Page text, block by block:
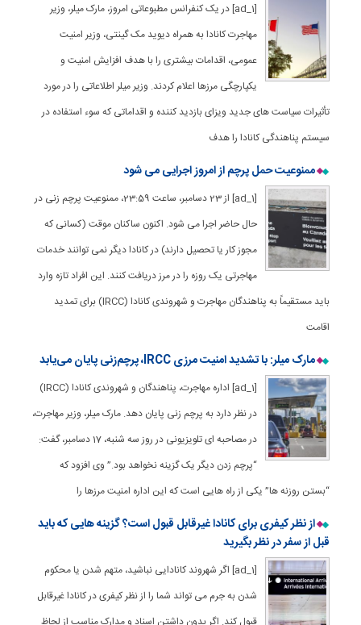
[ad_1] در یک کنفرانس مطبوعاتی امروز، مارک میلر، وزیر
مهاجرت کانادا به همراه دیوید مک گینتی، وزیر امنیت
عمومی، اقدامات بیشتری را با هدف افزایش امنیت و
یکپارچگی مرزها اعلام کردند. وزیر میلر اطلاعاتی را در مورد
تأثیرات سیاست های جدید ویزای بازدید کننده و اقداماتی که سوء استفاده در
سیستم پناهندگی کانادا را هدف
ممنوعیت حمل پرچم از امروز اجرایی می شود
[ad_1] از 23 دسامبر، ساعت 23:59، ممنوعیت پرچم زنی در
حال حاضر اجرا می شود. اکنون ساکنان موقت (کسانی که
مجوز کار یا تحصیل دارند) در کانادا دیگر نمی توانند خدمات
مهاجرتی یک روزه را در مرز دریافت کنند. این افراد تازه وارد
باید مستقیماً به پناهندگان مهاجرت و شهروندی کانادا (IRCC) برای تمدید
اقامت
مارک میلر: با تشدید امنیت مرزی IRCC، پرچم‌زنی پایان می‌یابد
[ad_1] اداره مهاجرت، پناهندگان و شهروندی کانادا (IRCC)
در نظر دارد به پرچم زنی پایان دهد. مارک میلر، وزیر مهاجرت،
در مصاحبه ای تلویزیونی در روز سه شنبه، 17 دسامبر، گفت:
“پرچم زدن دیگر یک گزینه نخواهد بود.” وی افزود که
“بستن روزنه ها” یکی از راه هایی است که این اداره امنیت مرزها را
از نظر کیفری برای کانادا غیرقابل قبول است؟ گزینه هایی که باید
قبل از سفر در نظر بگیرید
[ad_1] اگر شهروند کانادایی نباشید، متهم شدن یا محکوم
شدن به جرم می تواند شما را از نظر کیفری در کانادا غیرقابل